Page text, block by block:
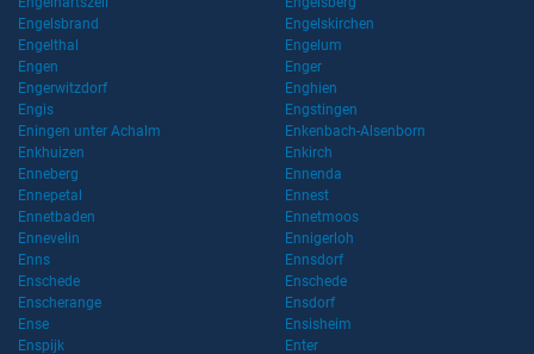
Engelsbrand
Engelskirchen
Engelthal
Engelum
Engen
Enger
Engerwitzdorf
Enghien
Engis
Engstingen
Eningen unter Achalm
Enkenbach-Alsenborn
Enkhuizen
Enkirch
Enneberg
Ennenda
Ennepetal
Ennest
Ennetbaden
Ennetmoos
Ennevelin
Ennigerloh
Enns
Ennsdorf
Enschede
Enschede
Enscherange
Ensdorf
Ense
Ensisheim
Enspijk
Enter